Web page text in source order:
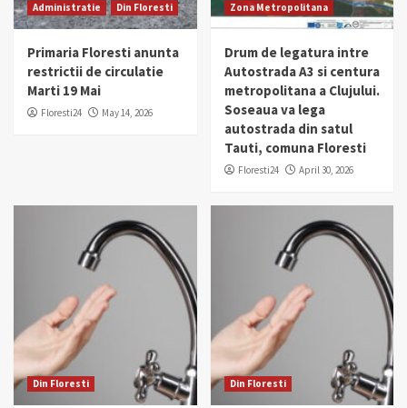
Administratie Din Floresti
Primaria Floresti anunta
restrictii de circulatie
Marti 19 Mai
Floresti24 May 14, 2026
Zona Metropolitana
Drum de legatura intre
Autostrada A3 si centura
metropolitana a Clujului.
Soseaua va lega
autostrada din satul
Tauti, comuna Floresti
Floresti24 April 30, 2026
Din Floresti Din Floresti